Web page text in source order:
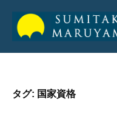
丸
純
丸
純
タグ: 国家資格
山
公
式